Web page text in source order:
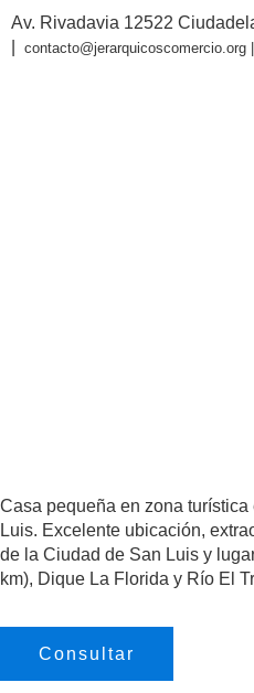
Av. Rivadavia 12522
contacto@jerarquicoscomercio.org |
Casa pequeña en zona
Luis. Excelente ubicación,
de la Ciudad de San Luis y
km), Dique La Florida y Río El
Consultar